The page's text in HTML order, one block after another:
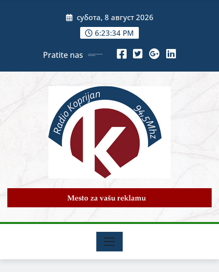
субота, 8 август 2026
6:23:35 PM
Pratite nas